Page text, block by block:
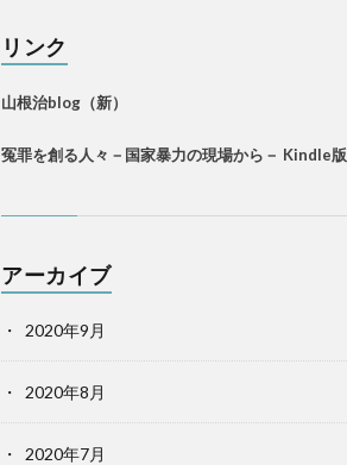
リンク
山根治blog（新）
冤罪を創る人々－国家暴力の現場から－ Kindle版
アーカイブ
2020年9月
2020年8月
2020年7月